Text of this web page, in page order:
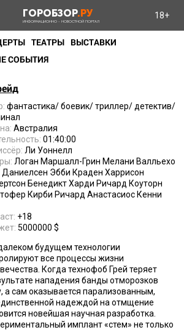
ГОРОБЗОР.РУ
ИНФОРМАЦИОННО - НОВОСТНОЙ ПОРТАЛ
18+
ТЕАТРЫ ВЫСТАВКИ
СОБЫТИЯ
фантастика/ боевик/ триллер/ детектив/
Австралия
01:40:00
Ли Уоннелл
Логан Маршалл-Грин Мелани Валльехо
Даниелсен Эбби Краден Харрисон
Бенедикт Харди Ричард Коуторн
Кирби Ричард Анастасиос Кенни
+18
5000000 $
будущем технологии
все процессы жизни
Когда технофоб Грей теряет
нападения банды отморозков
а сам оказывается парализованным,
надеждой на отмщение
новейшая научная разработка.
имплант «стем» не только